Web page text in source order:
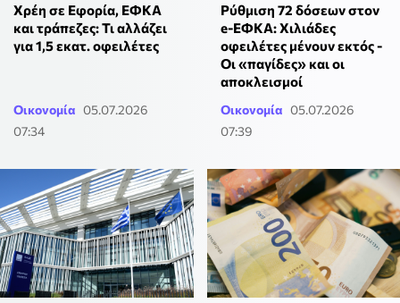
Χρέη σε Εφορία, ΕΦΚΑ
και τράπεζες: Τι αλλάζει
για 1,5 εκατ. οφειλέτες
Οικονομία 05.07.2026
07:34
Ρύθμιση 72 δόσεων στον
e-ΕΦΚΑ: Χιλιάδες
οφειλέτες μένουν εκτός -
Οι «παγίδες» και οι
αποκλεισμοί
Οικονομία 05.07.2026
07:39